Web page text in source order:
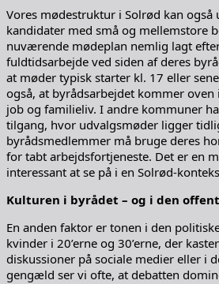
Vores mødestruktur i Solrød kan
kandidater med små og mellemstore
nuværende mødeplan nemlig lagt
fuldtidsarbejde ved siden af deres
at møder typisk starter kl. 17 eller
også, at byrådsarbejdet kommer
job og familieliv. I andre kommuner
tilgang, hvor udvalgsmøder ligger
byrådsmedlemmer må bruge deres
for tabt arbejdsfortjeneste. Det er en
interessant at se på i en Solrød-
Kulturen i byrådet – og i den
En anden faktor er tonen i den
kvinder i 20’erne og 30’erne, der
diskussioner på sociale medier eller i
gengæld ser vi ofte, at debatten